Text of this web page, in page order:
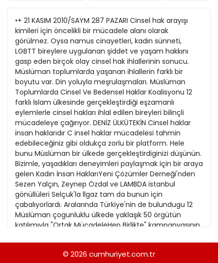
Evleniyoruz
Güney Dogu
Kitap Eki
Özel Ekler
Özel Okullar
Sevgililer Günü
Siyaset Eki
Sürdürülebilir yaşam
Turizm Eki
Yerel Yönetimler
1991
1990
1989
1988
1987
1986
1985
1984
1983
1982
1981
1980
20
21
22
23
24
25
26
27
28
29
30
11
13
14
15
16
17
18
19
20
21
22
23
•+ 21 KASIM 2010/SAYM 287 PAZARI Cinsel hak arayışı
kimileri için öncelikli bir mücadele alanı olarak
görülmez. Oysa namus cinayetleri, kadın sünneti,
LGBTT bireylere uygulanan şiddet ve yaşam hakkını
gasp eden birçok olay cinsel hak ihlallerinin sonucu.
Müslüman toplumlarda yaşanan ihlallerin farklı bir
boyutu var. Din yoluyla meşrulaşmaları. Müslüman
Toplumlarda Cinsel Ve Bedensel Haklar Koalisyonu 12
farklı İslam ülkesinde gerçekleştirdiği eşzamanlı
eylemlerle cinsel hakları ihlal edilen bireyleri bilinçli
mücadeleye çağırıyor. DENİZ ÜLKÜTEKİN Cinsel haklar
insan haklarıdır C insel haklar mücadelesi tahmin
edebileceğiniz gibi oldukça zorlu bir platform. Hele
bunu Müslüman bir ülkede gerçekleştirdiginizi düşünün.
Bizimle, yaşadıkları deneyimleri paylaşmak için bir araya
gelen Kadın İnsan HaklarıYeni Çözümler Derneği'nden
Sezen Yalçın, Zeynep Özdal ve LAMBDA istanbul
gönüllüleri Selçuk'la llgaz tam da bunun için
çabalıyorlardı. Aralarında Türkiye'nin de bulundugu 12
Müslüman çogunluklu ülkede yaklaşık 50 örgütün
katılımıyla "Ortak MücadeleHep Birlikte" kampanyasının
etmek çok da olanakh degil. Organizasyonu yürütmek
için kurulan Müslüman Toplumlarda Cinsel ve Bedensel
© 2026 cumhuriyet.com.tr